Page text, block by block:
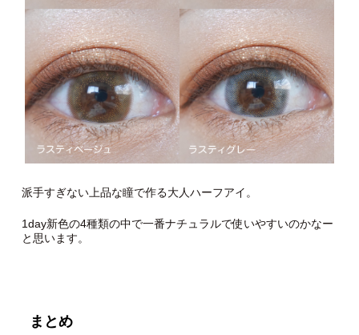
派手すぎない上品な瞳で作る大人ハーフアイ。
1day新色の4種類の中で一番ナチュラルで使いやすいのかなー
と思います。
まとめ